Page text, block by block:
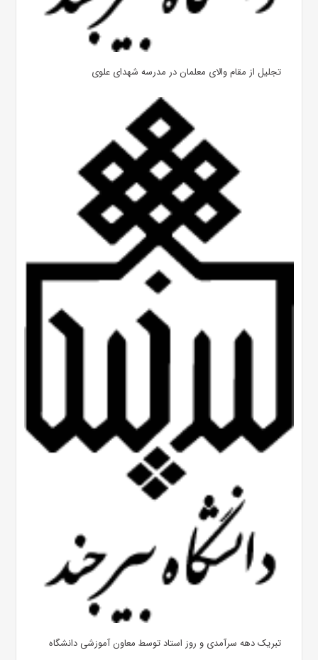
تجلیل از مقام والای معلمان در مدرسه شهدای علوی
تبریک دهه سرآمدی و روز استاد توسط معاون آموزشی دانشگاه